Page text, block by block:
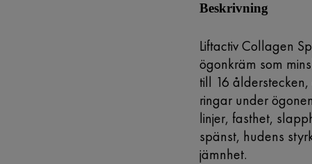
Beskrivning
Liftactiv Collagen
ögonkräm som
till 16
ringar under
linjer, fasthet,
spänst, hudens
jämnhet.